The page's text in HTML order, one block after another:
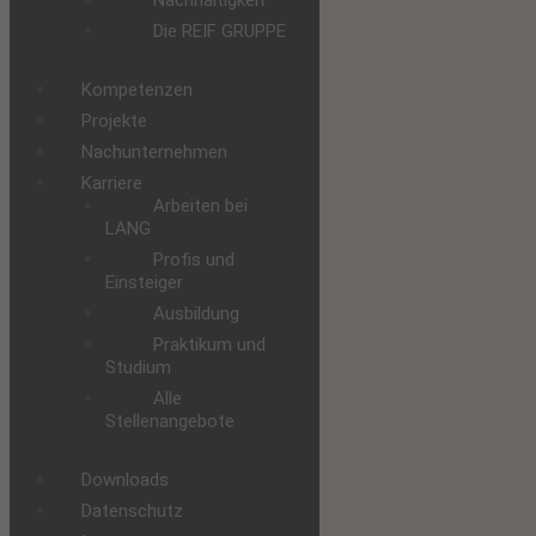
Die REIF GRUPPE
Kompetenzen
Projekte
Nachunternehmen
Karriere
Arbeiten bei
LANG
Profis und
Einsteiger
Ausbildung
Praktikum und
Studium
Alle
Stellenangebote
Downloads
Datenschutz